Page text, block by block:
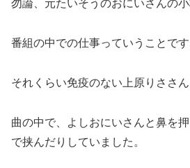
勿論、元たいそうのおにいさんの
番組の中での仕事っていうことです
それくらい免疫のない上原りささん
曲の中で、よしおにいさんと鼻を
で挟んだりしていました。